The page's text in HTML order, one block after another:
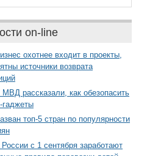
on-line
охотнее входит в проекты,
источники возврата
МВД рассказали, как обезопасить
гаджеты
топ-5 стран по популярности
России с 1 сентября заработают